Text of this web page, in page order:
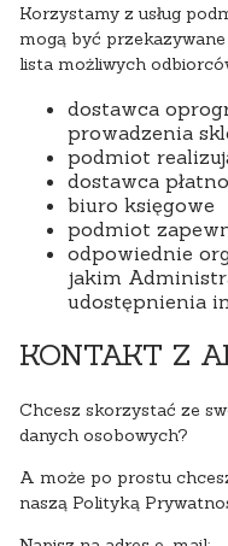
Korzystamy z usług
mogą być przekazywane
lista możliwych
dostawca
prowadzenia
podmiot
dostawca
biuro księgowe
podmiot
odpowiednie
jakim
udostępnienia
KONTAKT Z
Chcesz skorzystać ze
danych osobowych?
A może po prostu
naszą Polityką